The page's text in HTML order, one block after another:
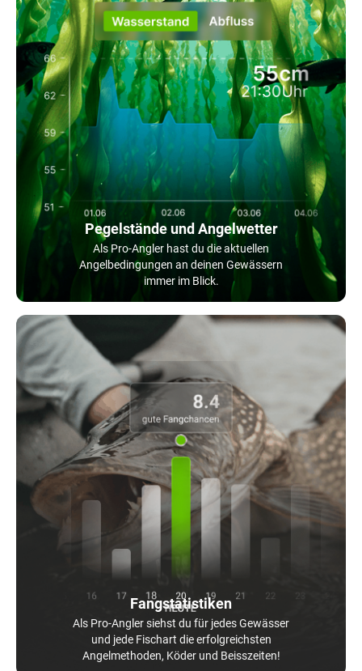
Pegelstände und Angelwetter
Als Pro-Angler hast du die aktuellen
Angelbedingungen an deinen Gewässern
immer im Blick.
Fangstatistiken
Als Pro-Angler siehst du für jedes Gewässer
und jede Fischart die erfolgreichsten
Angelmethoden, Köder und Beisszeiten!